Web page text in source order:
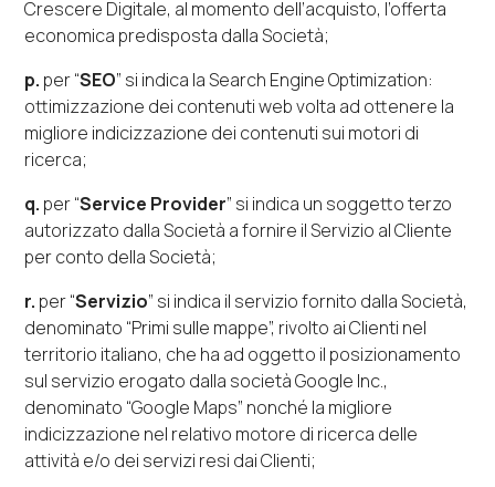
Crescere Digitale, al momento dell’acquisto, l’offerta
economica predisposta dalla Società;
p. per “SEO” si indica laSearch Engine Optimization:
ottimizzazione dei contenutiwebvolta ad ottenere la
migliore indicizzazione dei contenuti sui motori di
ricerca;
q. per “Service Provider” si indica un soggetto terzo
autorizzato dalla Società a fornire il Servizio al Cliente
per conto della Società;
r. per “Servizio” si indica il servizio fornito dalla Società,
denominato “Primi sulle mappe”, rivolto ai Clienti nel
territorio italiano, che ha ad oggetto il posizionamento
sul servizio erogato dalla società Google Inc.,
denominato “Google Maps” nonché la migliore
indicizzazione nel relativo motore di ricerca delle
attività e/o dei servizi resi dai Clienti;